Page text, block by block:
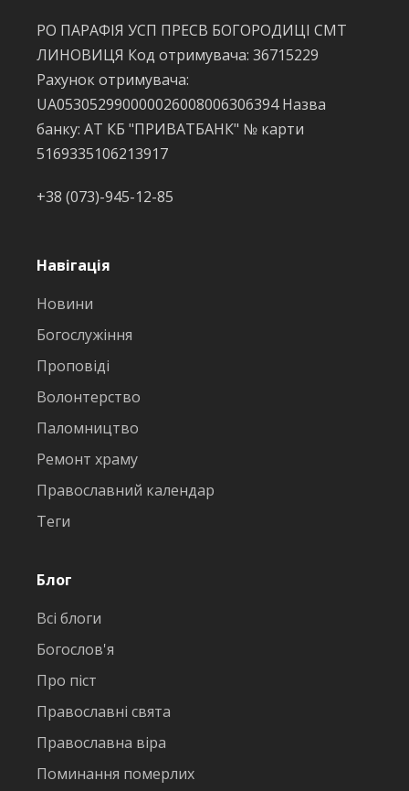
РО ПАРАФІЯ УСП ПРЕСВ БОГОРОДИЦІ СМТ
ЛИНОВИЦЯ Код отримувача: 36715229
Рахунок отримувача:
UA053052990000026008006306394 Назва
банку: АТ КБ "ПРИВАТБАНК" № карти
5169335106213917
+38 (073)-945-12-85
Навігація
Новини
Богослужіння
Проповіді
Волонтерство
Паломництво
Ремонт храму
Православний календар
Теги
Блог
Всі блоги
Богослов'я
Про піст
Православні свята
Православна віра
Поминання померлих